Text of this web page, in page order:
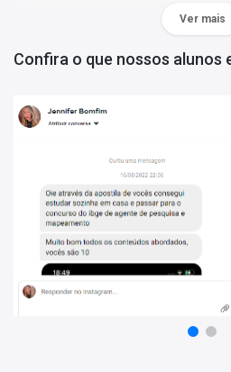
maneira com que a banca
consequentemente, verificar como
longo da avaliação.
Administrativo, Agente de Polícia,
Vantagens de estudar com este
- Conteúdo atualizado;
- O conteúdo está organizado de
do candidato;
- Conheça o perfil da banca e
Ver mais
Confira o que nossos alunos